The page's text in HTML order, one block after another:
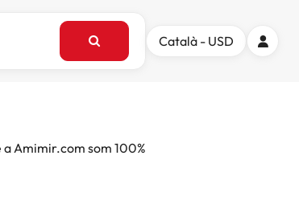
Català - USD
Amimir.com som 100%